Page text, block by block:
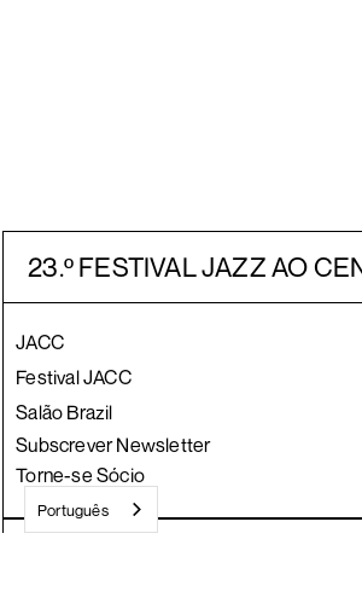
23.º FESTIVAL JAZZ AO
JACC
Festival JACC
Salão Brazil
Subscrever Newsletter
Torne-se Sócio
Português